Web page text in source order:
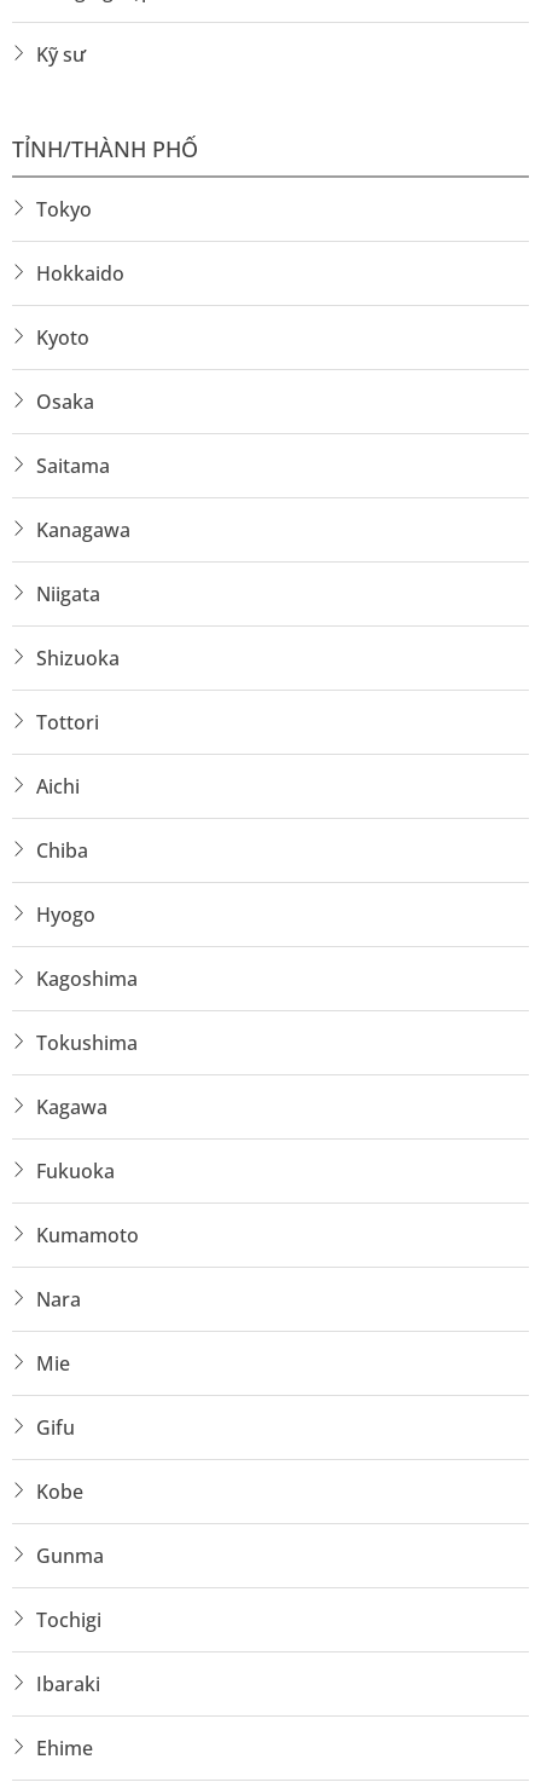
Kỹ sư
TỈNH/THÀNH PHỐ
Tokyo
Hokkaido
Kyoto
Osaka
Saitama
Kanagawa
Niigata
Shizuoka
Tottori
Aichi
Chiba
Hyogo
Kagoshima
Tokushima
Kagawa
Fukuoka
Kumamoto
Nara
Mie
Gifu
Kobe
Gunma
Tochigi
Ibaraki
Ehime